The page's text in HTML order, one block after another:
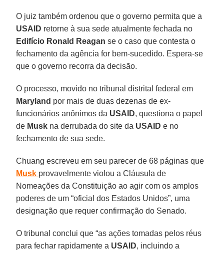
O juiz também ordenou que o governo permita que a
USAID retorne à sua sede atualmente fechada no
Edifício Ronald Reagan se o caso que contesta o
fechamento da agência for bem-sucedido. Espera-se
que o governo recorra da decisão.
O processo, movido no tribunal distrital federal em
Maryland por mais de duas dezenas de ex-
funcionários anônimos da USAID, questiona o papel
de Musk na derrubada do site da USAID e no
fechamento de sua sede.
Chuang escreveu em seu parecer de 68 páginas que
Musk provavelmente violou a Cláusula de
Nomeações da Constituição ao agir com os amplos
poderes de um “oficial dos Estados Unidos”, uma
designação que requer confirmação do Senado.
O tribunal conclui que “as ações tomadas pelos réus
para fechar rapidamente a USAID, incluindo a